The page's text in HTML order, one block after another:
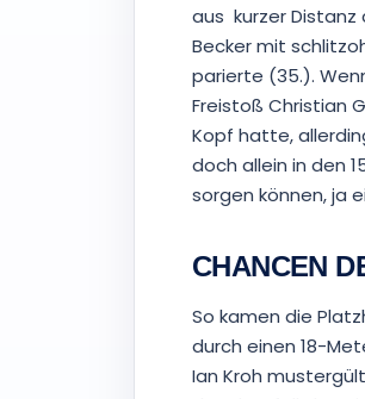
aus kurzer Distanz
Becker mit
parierte (35.).
Freistoß Christian
Kopf hatte,
doch allein in den
sorgen können, ja
CHANCEN
So kamen die
durch einen 18-
Ian Kroh